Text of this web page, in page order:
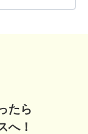
たら
へ！